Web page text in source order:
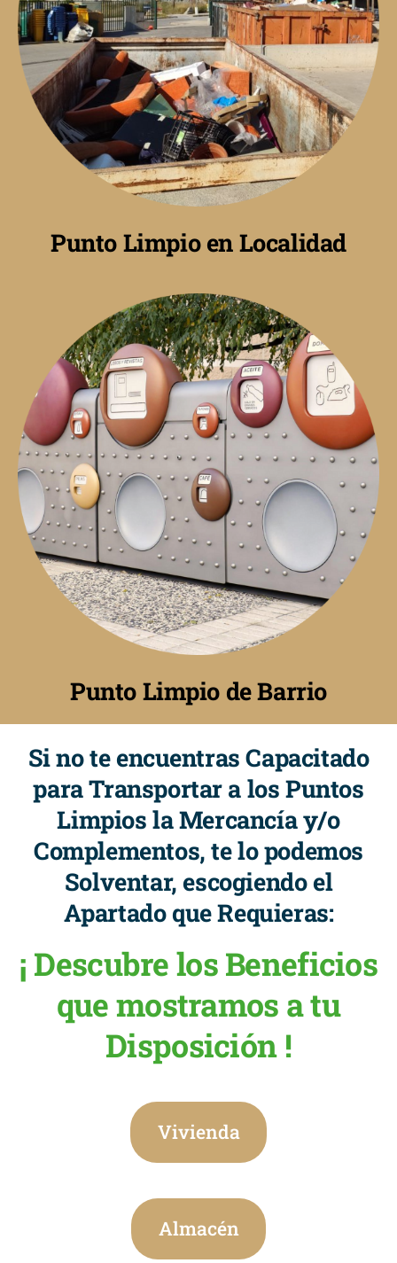
Punto Limpio en Localidad
Punto Limpio de Barrio
Si no te encuentras Capacitado
para Transportar a los Puntos
Limpios la Mercancía y/o
Complementos, te lo podemos
Solventar, escogiendo el
Apartado que Requieras:
¡ Descubre los Beneficios
que mostramos a tu
Disposición !
Vivienda
Almacén